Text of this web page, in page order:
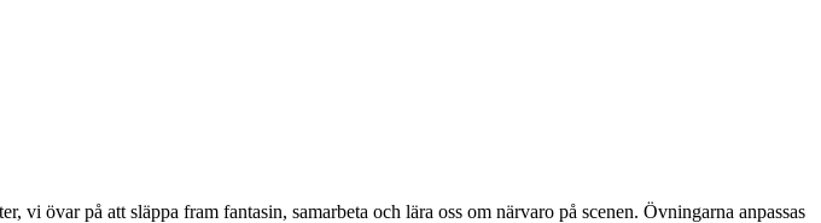
övar på att släppa fram fantasin, samarbeta och lära oss om närvaro på scenen. Övningarna anpassas